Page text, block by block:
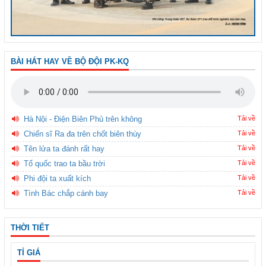
BÀI HÁT HAY VỀ BỘ ĐỘI PK-KQ
Hà Nội - Điện Biên Phủ trên không Tải về
Chiến sĩ Ra đa trên chốt biên thùy Tải về
Tên lửa ta đánh rất hay Tải về
Tổ quốc trao ta bầu trời Tải về
Phi đội ta xuất kích Tải về
Tình Bác chắp cánh bay Tải về
THỜI TIẾT
TỈ GIÁ